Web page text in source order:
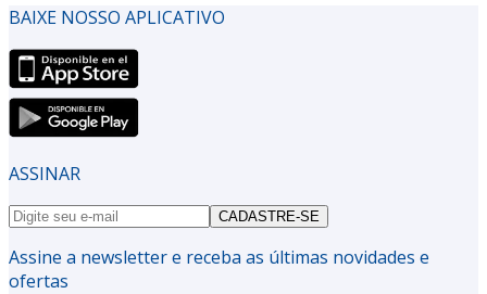
BAIXE NOSSO APLICATIVO
ASSINAR
CADASTRE-SE
Assine a newsletter e receba as últimas novidades e
ofertas